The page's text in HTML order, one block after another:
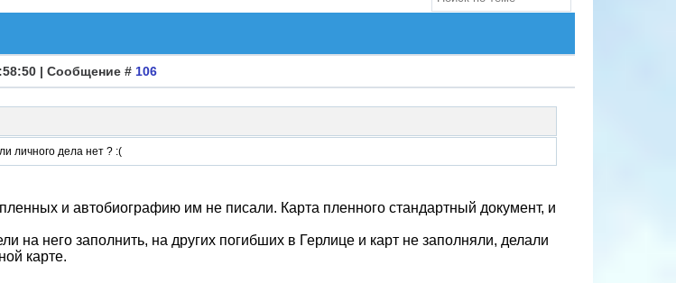
| Сообщение # 106
личного дела нет ? :(
и автобиографию им не писали. Карта пленного стандартный документ, и
на него заполнить, на других погибших в Герлице и карт не заполняли, делали
карте.